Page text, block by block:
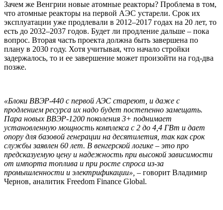
Зачем же Венгрии новые атомные реакторы? Проблема в том,
что атомные реакторы на первой АЭС устарели. Срок их
эксплуатации уже продлевали в 2012–2017 годах на 20 лет, то
есть до 2032–2037 годов. Будет ли продление дальше – пока
вопрос. Вторая часть проекта должна быть завершена по
плану в 2030 году. Хотя учитывая, что начало стройки
задержалось, то и ее завершение может произойти на год-два
позже.
«Блоки ВВЭР-440 с первой АЭС стареют, и даже с
продлением ресурса их надо будет постепенно замещать.
Пара новых ВВЭР-1200 поколения 3+ поднимает
установленную мощность комплекса с 2 до 4,4 ГВт и дает
опору для базовой генерации на десятилетия, так как срок
службы заявлен 60 лет. В венгерской логике – это про
предсказуемую цену и надежность при высокой зависимости
от импорта топлива и при росте спроса из-за
промышленности и электрификации», – говорит Владимир
Чернов, аналитик Freedom Finance Global.